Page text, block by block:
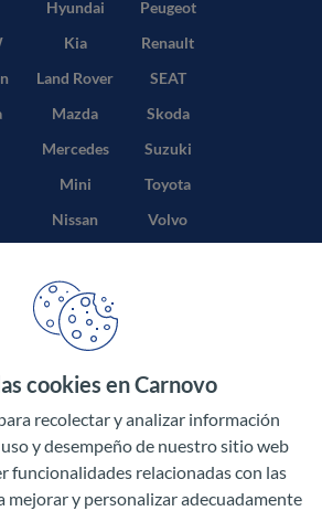
cookies en Carnovo
recolectar y analizar información
y desempeño de nuestro sitio web
funcionalidades relacionadas con las
mejorar y personalizar adecuadamente
Hyundai
Kia
Land Rover
Mazda
Mercedes
Mini
Nissan
Peugeot
Renault
SEAT
Skoda
Suzuki
Toyota
Volvo
Política de privacidad
Aviso legal